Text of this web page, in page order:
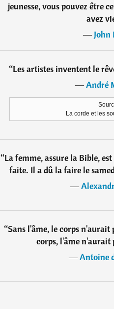
jeunesse, vous pouvez être
avez
―
“Les artistes inventent le
―André
La corde et les
“La femme, assure la Bible,
faite. Il a dû la faire le
―
“Sans l'âme, le corps n'aurait
corps, l'âme n'aurait
―Antoine